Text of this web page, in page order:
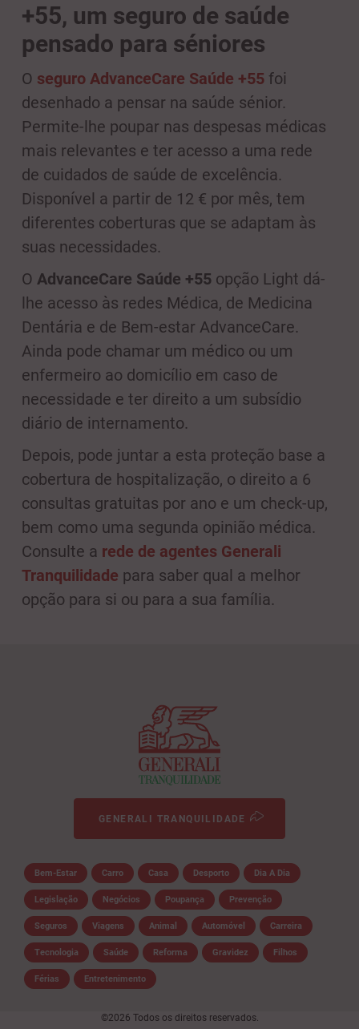
+55, um seguro de saúde
pensado para séniores
O seguro AdvanceCare Saúde +55 foi
desenhado a pensar na saúde sénior.
Permite-lhe poupar nas despesas médicas
mais relevantes e ter acesso a uma rede
de cuidados de saúde de excelência.
Disponível a partir de 12 € por mês, tem
diferentes coberturas que se adaptam às
suas necessidades.
O AdvanceCare Saúde +55 opção Light dá-
lhe acesso às redes Médica, de Medicina
Dentária e de Bem-estar AdvanceCare.
Ainda pode chamar um médico ou um
enfermeiro ao domicílio em caso de
necessidade e ter direito a um subsídio
diário de internamento.
Depois, pode juntar a esta proteção base a
cobertura de hospitalização, o direito a 6
consultas gratuitas por ano e um check-up,
bem como uma segunda opinião médica.
Consulte a rede de agentes Generali
Tranquilidade para saber qual a melhor
opção para si ou para a sua família.
GENERALI TRANQUILIDADE
Bem-Estar Carro Casa Desporto Dia A Dia
Legislação Negócios Poupança Prevenção
Seguros Viagens Animal Automóvel Carreira
Tecnologia Saúde Reforma Gravidez Filhos
Férias Entretenimento
©2026 Todos os direitos reservados.